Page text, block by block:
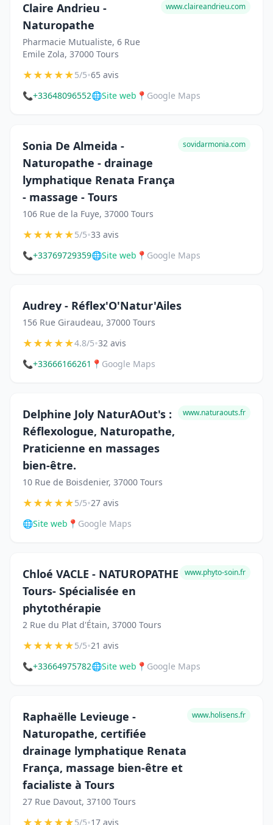
Claire Andrieu -
Naturopathe
Pharmacie Mutualiste, 6 Rue
Emile Zola, 37000 Tours
www.claireandrieu.com
★★★★★5/5•65 avis
📞+33648096552🌐Site web 📍 Google Maps
Sonia De Almeida -
Naturopathe - drainage
lymphatique Renata França
- massage - Tours
106 Rue de la Fuye, 37000 Tours
sovidarmonia.com
★★★★★5/5•33 avis
📞+33769729359🌐Site web 📍 Google Maps
Audrey - Réflex'O'Natur'Ailes
156 Rue Giraudeau, 37000 Tours
★★★★★4.8/5•32 avis
📞+33666166261 📍 Google Maps
Delphine Joly NaturAOut's :
Réflexologue, Naturopathe,
Praticienne en massages
bien-être.
10 Rue de Boisdenier, 37000 Tours
www.naturaouts.fr
★★★★★5/5•27 avis
🌐Site web 📍 Google Maps
Chloé VACLE - NATUROPATHE
Tours- Spécialisée en
phytothérapie
2 Rue du Plat d'Étain, 37000 Tours
www.phyto-soin.fr
★★★★★5/5•21 avis
📞+33664975782🌐Site web 📍 Google Maps
Raphaëlle Levieuge -
Naturopathe, certifiée
drainage lymphatique Renata
França, massage bien-être et
facialiste à Tours
27 Rue Davout, 37100 Tours
www.holisens.fr
5/5 17 avis